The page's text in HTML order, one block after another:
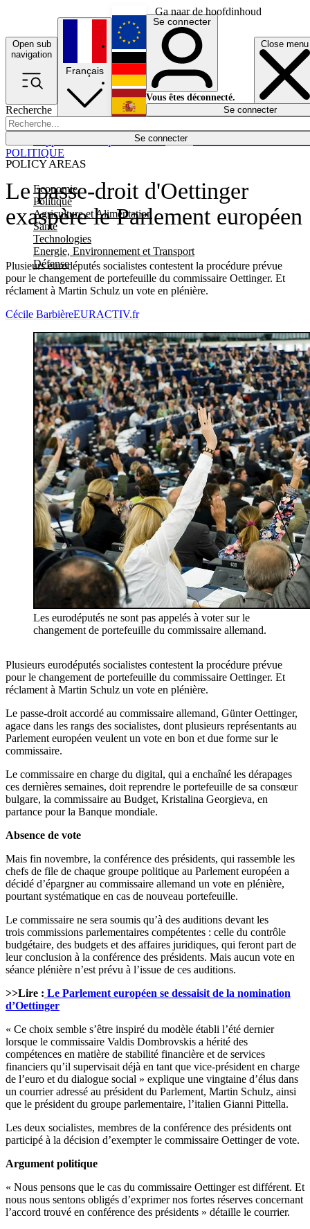
Ga naar de hoofdinhoud
Open sub
navigation
Close menu
Recherche
Se connecter
POLICY AREAS
Economie
Politique
Agriculture et Alimentation
Santé
Technologies
Energie, Environnement et Transport
Défense
Économie
Français
English
Deutsch
Español
Se connecter
Vous êtes déconnecté.
Se connecter
Le passe-droit d'Oettinger
exaspère le Parlement européen
Plusieurs eurodéputés socialistes contestent la procédure prévue
pour le changement de portefeuille du commissaire Oettinger. Et
réclament à Martin Schulz un vote en plénière.
POLITIQUE
Cécile BarbièreEURACTIV.fr
Les eurodéputés ne sont pas appelés à voter sur le
changement de portefeuille du commissaire allemand.
Plusieurs eurodéputés socialistes contestent la procédure prévue
pour le changement de portefeuille du commissaire Oettinger. Et
réclament à Martin Schulz un vote en plénière.
Le passe-droit accordé au commissaire allemand, Günter Oettinger,
agace dans les rangs des socialistes, dont plusieurs représentants au
Parlement européen veulent un vote en bon et due forme sur le
commissaire.
Le commissaire en charge du digital, qui a enchaîné les dérapages
ces dernières semaines, doit reprendre le portefeuille de sa consœur
bulgare, la commissaire au Budget, Kristalina Georgieva, en
partance pour la Banque mondiale.
Absence de vote
Mais fin novembre, la conférence des présidents, qui rassemble les
chefs de file de chaque groupe politique au Parlement européen a
décidé d’épargner au commissaire allemand un vote en plénière,
pourtant systématique en cas de nouveau portefeuille.
Le commissaire ne sera soumis qu’à des auditions devant les
trois commissions parlementaires compétentes : celle du contrôle
budgétaire, des budgets et des affaires juridiques, qui feront part de
leur conclusion à la conférence des présidents. Mais aucun vote en
séance plénière n’est prévu à l’issue de ces auditions.
>>Lire : Le Parlement européen se dessaisit de la nomination
d’Oettinger
« Ce choix semble s’être inspiré du modèle établi l’été dernier
lorsque le commissaire Valdis Dombrovskis a hérité des
compétences en matière de stabilité financière et de services
financiers qu’il supervisait déjà en tant que vice-président en charge
de l’euro et du dialogue social » explique une vingtaine d’élus dans
un courrier adressé au président du Parlement, Martin Schulz, ainsi
que le président du groupe parlementaire, l’italien Gianni Pittella.
Les deux socialistes, membres de la conférence des présidents ont
participé à la décision d’exempter le commissaire Oettinger de vote.
Argument politique
« Nous pensons que le cas du commissaire Oettinger est différent. Et
nous nous sentons obligés d’exprimer nos fortes réserves concernant
l’accord trouvé en conférence des présidents » détaille le courrier.